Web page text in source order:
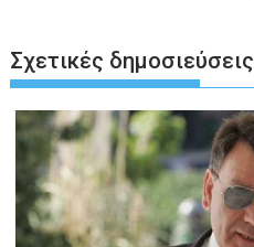
Σχετικές δημοσιεύσεις